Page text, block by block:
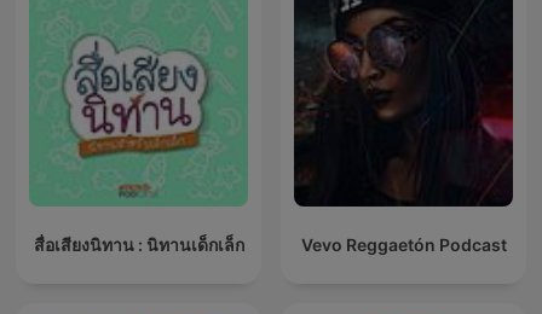
สื่อเสียงนิทาน : นิทานเด็กเล็ก Vevo Reggaetón Podcast